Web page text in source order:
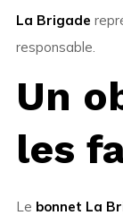
La Brigade
responsable.
Un
les
Le bonnet La